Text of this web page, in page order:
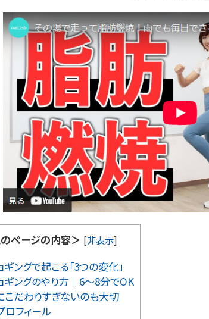
ページの内容＞ [非表示]
ングで起こる「3つの変化」
ギングのやり方｜6〜8分でOK
こだわりすぎないのも大切
ロフィール